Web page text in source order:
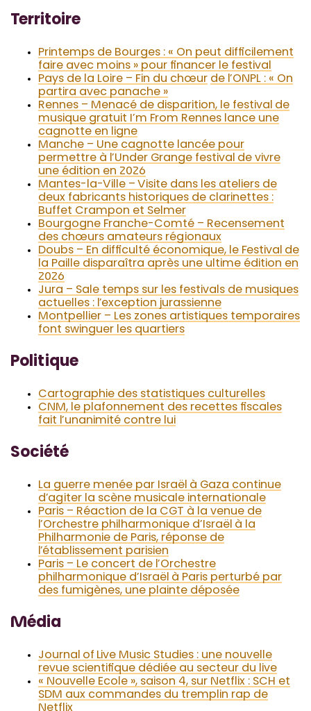
Territoire
Printemps de Bourges : « On peut difficilement
faire avec moins » pour financer le festival
Pays de la Loire – Fin du chœur de l’ONPL : « On
partira avec panache »
Rennes – Menacé de disparition, le festival de
musique gratuit I’m From Rennes lance une
cagnotte en ligne
Manche – Une cagnotte lancée pour
permettre à l’Under Grange festival de vivre
une édition en 2026
Mantes-la-Ville – Visite dans les ateliers de
deux fabricants historiques de clarinettes :
Buffet Crampon et Selmer
Bourgogne Franche-Comté – Recensement
des chœurs amateurs régionaux
Doubs – En difficulté économique, le Festival de
la Paille disparaîtra après une ultime édition en
2026
Jura – Sale temps sur les festivals de musiques
actuelles : l’exception jurassienne
Montpellier – Les zones artistiques temporaires
font swinguer les quartiers
Politique
Cartographie des statistiques culturelles
CNM, le plafonnement des recettes fiscales
fait l’unanimité contre lui
Société
La guerre menée par Israël à Gaza continue
d’agiter la scène musicale internationale
Paris – Réaction de la CGT à la venue de
l’Orchestre philharmonique d’Israël à la
Philharmonie de Paris, réponse de
l’établissement parisien
Paris – Le concert de l’Orchestre
philharmonique d’Israël à Paris perturbé par
des fumigènes, une plainte déposée
Média
Journal of Live Music Studies : une nouvelle
revue scientifique dédiée au secteur du live
« Nouvelle Ecole », saison 4, sur Netflix : SCH et
SDM aux commandes du tremplin rap de
Netflix